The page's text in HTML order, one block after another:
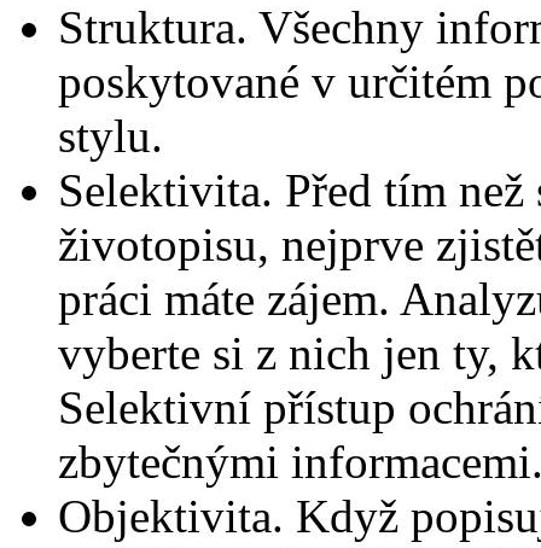
Struktura. Všechny
poskytované v určitém
stylu.
Selektivita. Před tím než
životopisu, nejprve
práci máte zájem.
vyberte si z nich jen ty,
Selektivní přístup
zbytečnými
Objektivita. Když